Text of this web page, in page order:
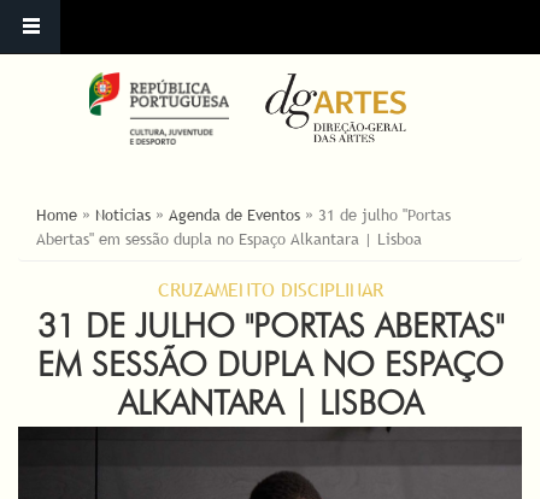
ESTÁ AQUI
Home » Noticias » Agenda de Eventos » 31 de julho "Portas
Abertas" em sessão dupla no Espaço Alkantara | Lisboa
CRUZAMENTO DISCIPLINAR
31 DE JULHO "PORTAS ABERTAS"
EM SESSÃO DUPLA NO ESPAÇO
ALKANTARA | LISBOA